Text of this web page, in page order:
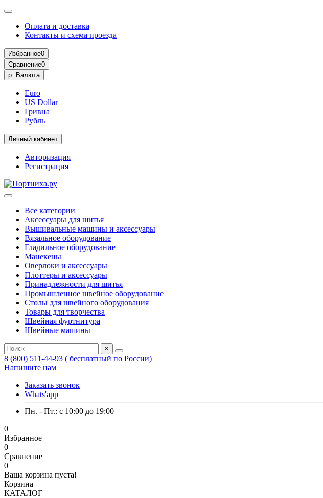
Оплата и доставка
Контакты и схема проезда
Избранное0
Сравнение0
р. Валюта
Euro
US Dollar
Гривна
Рубль
Личный кабинет
Авторизация
Регистрация
Все категории
Аксессуары для шитья
Вышивальные машины и аксессуары
Вязальное оборудование
Гладильное оборудование
Манекены
Оверлоки и аксессуары
Плоттеры и аксессуары
Принадлежности для шитья
Промышленное швейное оборудование
Столы для швейного оборудования
Товары для творчества
Швейная фуртнитура
Швейные машины
×
8 (800) 511-44-93 ( бесплатный по России)
Напишите нам
Заказать звонок
Whats'app
Пн. - Пт.: c 10:00 до 19:00
0
Избранное
0
Сравнение
0
Ваша корзина пуста!
Корзина
КАТАЛОГ